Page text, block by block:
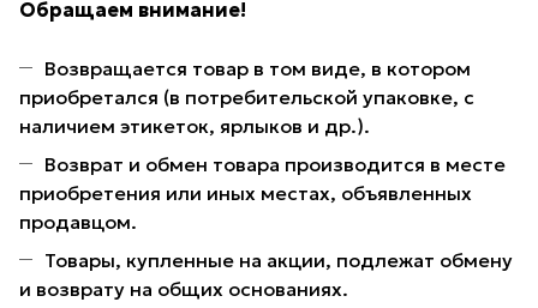
Обращаем внимание!
Возвращается товар в том виде, в котором
приобретался (в потребительской упаковке, с
наличием этикеток, ярлыков и др.).
Возврат и обмен товара производится в месте
приобретения или иных местах, объявленных
продавцом.
Товары, купленные на акции, подлежат обмену
и возврату на общих основаниях.